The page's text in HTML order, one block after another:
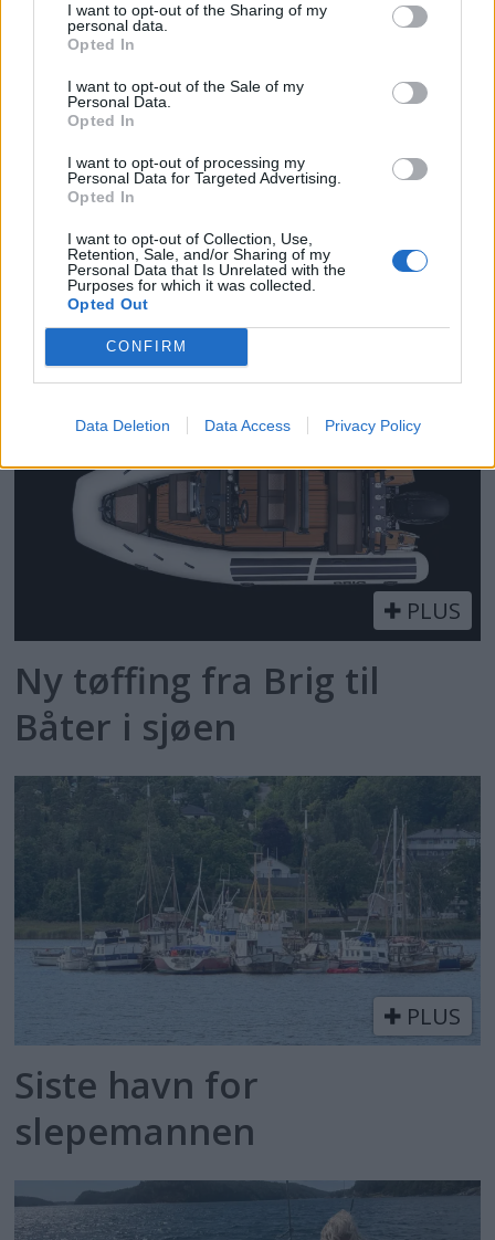
I want to opt-out of the Sharing of my
personal data.
Opted In
I want to opt-out of the Sale of my
Personal Data.
Opted In
I want to opt-out of processing my
Personal Data for Targeted Advertising.
Opted In
I want to opt-out of Collection, Use,
Retention, Sale, and/or Sharing of my
Personal Data that Is Unrelated with the
Purposes for which it was collected.
Opted Out
CONFIRM
Data Deletion Data Access Privacy Policy
Få gratis tilgang til
havneguide
SPAR 659 KRONER: Tegn abonnement på
Båtmagasinet nå, og få gratis tilgang til
Havneguiden Online!
PLUS
Ny tøffing fra Brig til
Båter i sjøen
PLUS
Siste havn for
slepemannen